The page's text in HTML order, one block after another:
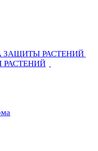
ЗАЩИТЫ РАСТЕНИЙ
РАСТЕНИЙ